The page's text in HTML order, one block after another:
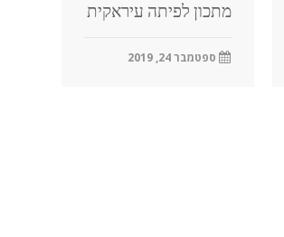
מתכון לפיתה עיראקית
ספטמבר 24, 2019